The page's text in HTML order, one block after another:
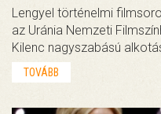
Lengyel történelmi
az Uránia Nemzeti
Kilenc nagyszabású
TOVÁBB